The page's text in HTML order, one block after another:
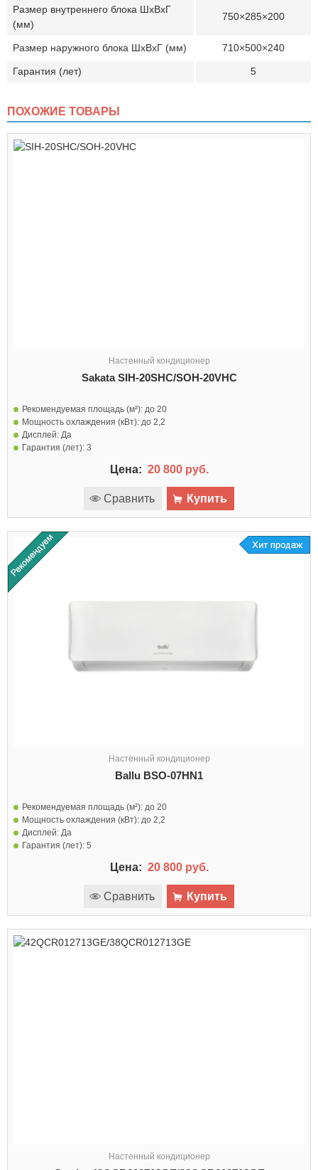
Размер внутреннего блока ШхВхГ
(мм)
750×285×200
Размер наружного блока ШхВхГ (мм) 710×500×240
Гарантия (лет) 5
ПОХОЖИЕ ТОВАРЫ
Настенный кондиционер
Sakata SIH-20SHC/SOH-20VHC
Рекомендуемая площадь (м²): до 20
Мощность охлаждения (кВт): до 2,2
Дисплей: Да
Гарантия (лет): 3
Цена: 20 800 руб.
Сравнить Купить
Настенный кондиционер
Ballu BSO-07HN1
Рекомендуемая площадь (м²): до 20
Мощность охлаждения (кВт): до 2,2
Дисплей: Да
Гарантия (лет): 5
Цена: 20 800 руб.
Сравнить Купить
Настенный кондиционер